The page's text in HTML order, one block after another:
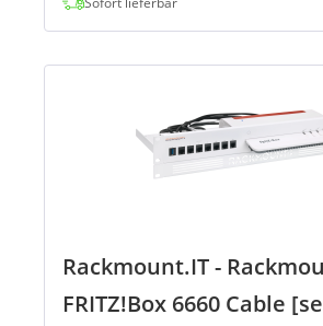
Rackmount.IT -
FRITZ!Box 6660 Cable